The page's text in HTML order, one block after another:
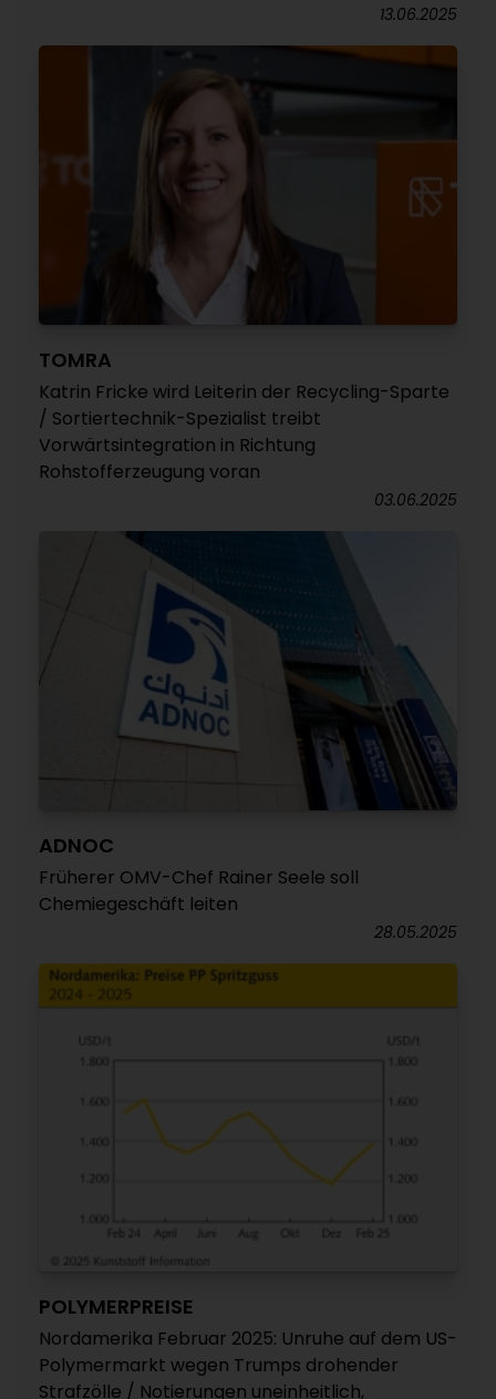
13.06.2025
TOMRA
Katrin Fricke wird Leiterin der Recycling-Sparte
/ Sortiertechnik-Spezialist treibt
Vorwärtsintegration in Richtung
Rohstofferzeugung voran
03.06.2025
ADNOC
Früherer OMV-Chef Rainer Seele soll
Chemiegeschäft leiten
28.05.2025
POLYMERPREISE
Nordamerika Februar 2025: Unruhe auf dem US-
Polymermarkt wegen Trumps drohender
Strafzölle / Notierungen uneinheitlich,